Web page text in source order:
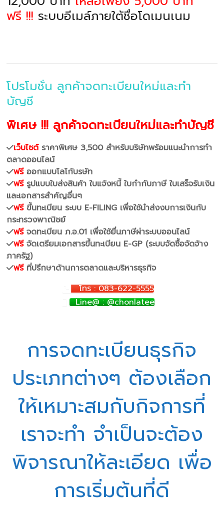
ฟรี !!! ระบบอีเมล์ภายใต้ชื่อโดเมนเนม
โปรโมชั่น ลูกค้าจดทะเบียนใหม่และทำ
บัญชี
พิเศษ !!! ลูกค้าจดทะเบียนใหม่และทำบัญชี
เว็บไซต์ราคาพิเศษ 3,500 สำหรับบริษัทพร้อมแนะนำการทำ
ตลาดออนไลน์
ฟรีออกแบบโลโก้บรษัท
ฟรีรูปแบบใบส่งสินค้า ใบแจ้งหนี้ ใบกำกับภาษี ใบเสร็จรับเงิน
และเอกสารสำคัญอื่นๆ
ฟรีขึ้นทะเบียน ระบบ E-FILING เพื่อใช้นำส่งงบการเงินกับ
กระทรวงพาณิชย์
ฟรีจดทะเบียน ภ.อ.01 เพื่อใช้ยื่นภาษีผ่าระบบออนไลน์
ฟรีจัดเตรียมเอกสารขึ้นทะเบียน E-GP (ระบบจัดซื้อจัดจ้าง
ภาครัฐ)
ฟรีที่ปรึกษาด้านการตลาดและบริหารธุรกิจ
โทร : 083-622-5555
Line@ : @chonlatee
การจดทะเบียนธุรกิจ
ประเภทต่างๆ ต้องเลือก
ให้เหมาะสมกับกิจการที่
เราจะทำ จำเป็นจะต้อง
พิจารณาให้ละเอียด เพื่อ
การเริ่มต้นที่ดี